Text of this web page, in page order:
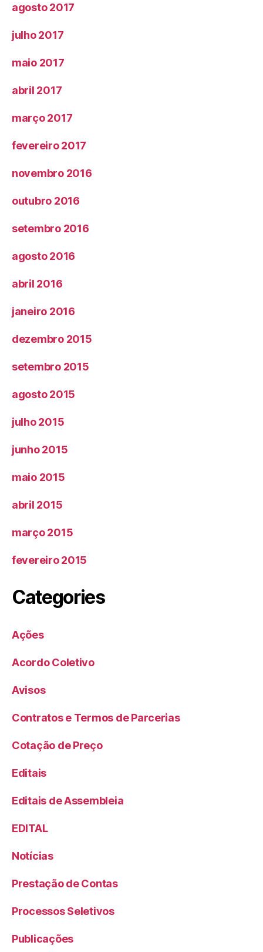
agosto 2017
julho 2017
maio 2017
abril 2017
março 2017
fevereiro 2017
novembro 2016
outubro 2016
setembro 2016
agosto 2016
abril 2016
janeiro 2016
dezembro 2015
setembro 2015
agosto 2015
julho 2015
junho 2015
maio 2015
abril 2015
março 2015
fevereiro 2015
Categories
Ações
Acordo Coletivo
Avisos
Contratos e Termos de Parcerias
Cotação de Preço
Editais
Editais de Assembleia
EDITAL
Notícias
Prestação de Contas
Processos Seletivos
Publicações